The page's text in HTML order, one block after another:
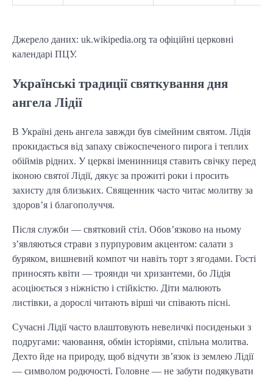
Джерело даних: uk.wikipedia.org та офіційні церковні
календарі ПЦУ.
Українські традиції святкування дня
ангела Лідії
В Україні день ангела завжди був сімейним святом. Лідія
прокидається від запаху свіжоспеченого пирога і теплих
обіймів рідних. У церкві іменинниця ставить свічку перед
іконою святої Лідії, дякує за прожиті роки і просить
захисту для близьких. Священник часто читає молитву за
здоров’я і благополуччя.
Після служби — святковий стіл. Обов’язково на ньому
з’являються страви з пурпуровим акцентом: салати з
буряком, вишневий компот чи навіть торт з ягодами. Гості
приносять квіти — троянди чи хризантеми, бо Лідія
асоціюється з ніжністю і стійкістю. Діти малюють
листівки, а дорослі читають вірші чи співають пісні.
Сучасні Лідії часто влаштовують невеличкі посиденьки з
подругами: чаювання, обмін історіями, спільна молитва.
Дехто йде на природу, щоб відчути зв’язок із землею Лідії
— символом родючості. Головне — не забути подякувати